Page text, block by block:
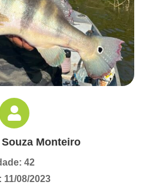
Monteiro
42
11/08/2023